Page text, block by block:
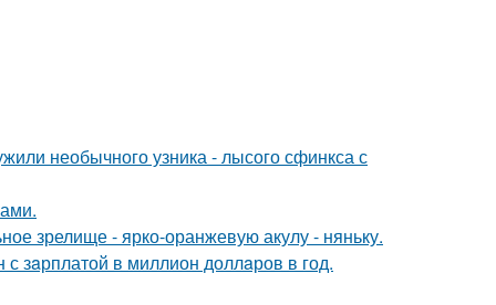
необычного узника - лысого сфинкса с
зрелище - ярко-оранжевую акулу - няньку.
зaрплатой в миллион доллaров в год.